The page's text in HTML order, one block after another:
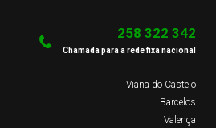
258 322 342
Chamada para a rede fixa nacional
Viana do Castelo
Barcelos
Valença